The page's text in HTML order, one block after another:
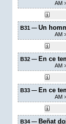
AM
B31 — Un
AM
B32 — En ce
AM
B33 — En ce
AM
B34 — Beñat